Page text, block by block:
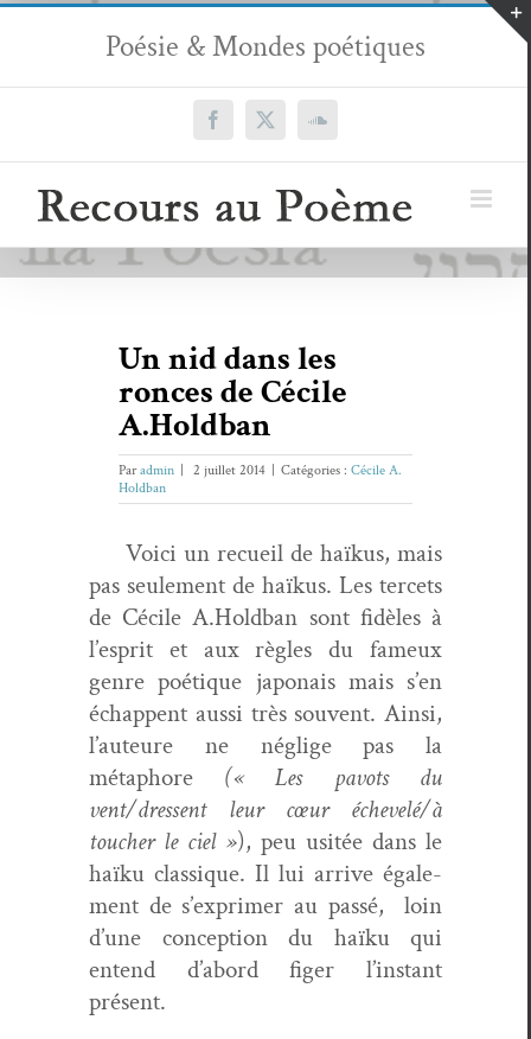
Passer
contenu
Poésie & Mondes poétiques
Facebook
X SoundCloud
Un nid dans les
ronces de Cécile
A.Holdban
Paradmin 2 juillet 2014 Catégories : Cécile A.
Holdban
Voici un recueil de haïkus, mais
pas seule­ment de haïkus. Les ter­cets
de Cécile A.Holdban sont fidèles à
l’esprit et aux règles du fameux
genre poé­tique japon­ais mais s’en
échap­pent aus­si très sou­vent. Ain­si,
l’auteure ne nég­lige pas la
métaphore (« Les pavots du
vent/dressent leur cœur échevelé/à
touch­er le ciel »), peu usitée dans le
haïku clas­sique. Il lui arrive égale­
ment de s’exprimer au passé, loin
d’une con­cep­tion du haïku qui
entend d’abord figer l’instant
présent.